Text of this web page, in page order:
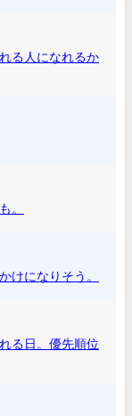
る人になれるか
。
けになりそう。
る日。優先順位